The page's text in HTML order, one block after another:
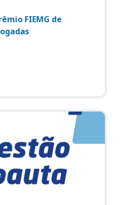
FIEMG de